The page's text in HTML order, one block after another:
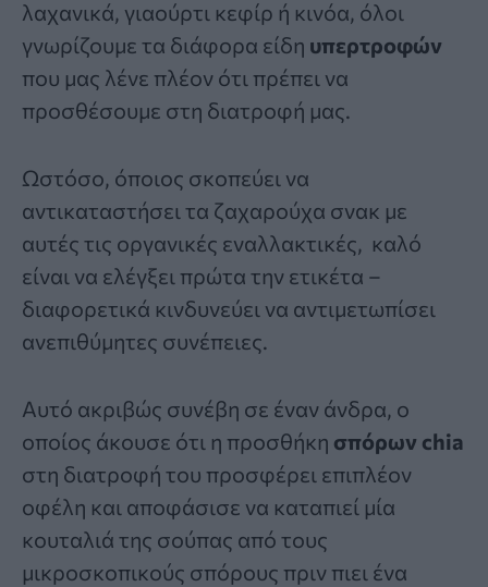
λαχανικά, γιαούρτι κεφίρ ή κινόα, όλοι
γνωρίζουμε τα διάφορα είδη υπερτροφών
που μας λένε πλέον ότι πρέπει να
προσθέσουμε στη διατροφή μας.
Ωστόσο, όποιος σκοπεύει να
αντικαταστήσει τα ζαχαρούχα σνακ με
αυτές τις οργανικές εναλλακτικές, καλό
είναι να ελέγξει πρώτα την ετικέτα –
διαφορετικά κινδυνεύει να αντιμετωπίσει
ανεπιθύμητες συνέπειες.
Αυτό ακριβώς συνέβη σε έναν άνδρα, ο
οποίος άκουσε ότι η προσθήκη σπόρων chia
στη διατροφή του προσφέρει επιπλέον
οφέλη και αποφάσισε να καταπιεί μία
κουταλιά της σούπας από τους
μικροσκοπικούς σπόρους πριν πιει ένα